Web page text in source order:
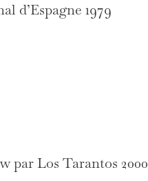
d’Espagne 1979
par Los Tarantos 2000